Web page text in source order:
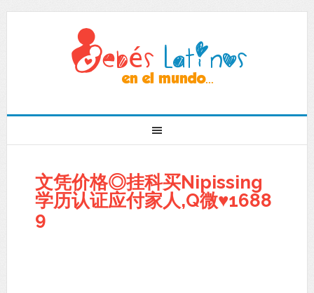
文凭价格◎挂科买Nipissing
学历认证应付家人,Q微♥1688
9